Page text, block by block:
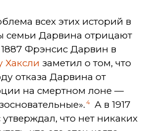
всех этих историй в
семьи Дарвина отрицают
Фрэнсис Дарвин в
Хаксли заметил о том, что
отказа Дарвина от
на смертном лоне —
4 А в 1917
что нет никаких